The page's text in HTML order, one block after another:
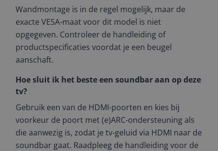
Wandmontage is in de regel mogelijk, maar de
exacte VESA-maat voor dit model is niet
opgegeven. Controleer de handleiding of
productspecificaties voordat je een beugel
aanschaft.
Hoe sluit ik het beste een soundbar aan op deze
tv?
Gebruik een van de HDMI-poorten en kies bij
voorkeur de poort met (e)ARC-ondersteuning als
die aanwezig is, zodat je tv-geluid via HDMI naar de
soundbar gaat. Raadpleeg de handleiding voor de